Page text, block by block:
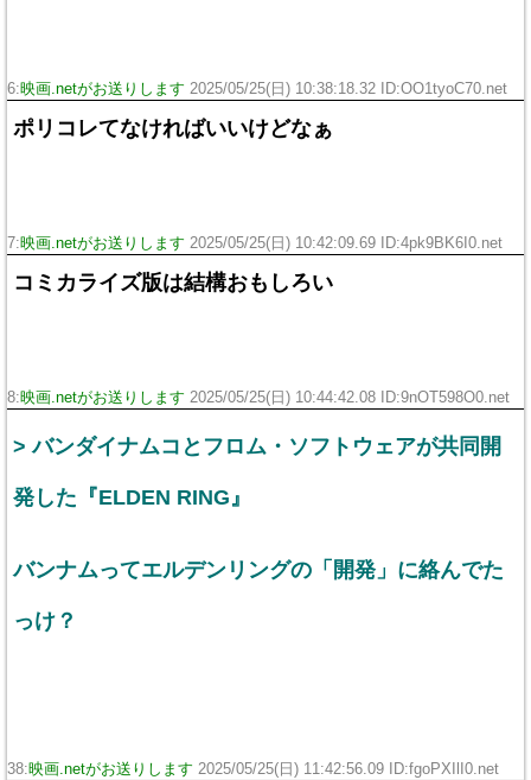
6:映画.netがお送りします 2025/05/25(日) 10:38:18.32 ID:OO1tyoC70.net
ポリコレてなければいいけどなぁ
7:映画.netがお送りします 2025/05/25(日) 10:42:09.69 ID:4pk9BK6I0.net
コミカライズ版は結構おもしろい
8:映画.netがお送りします 2025/05/25(日) 10:44:42.08 ID:9nOT598O0.net
> バンダイナムコとフロム・ソフトウェアが共同開
発した『ELDEN RING』
バンナムってエルデンリングの「開発」に絡んでた
っけ？
38:映画.netがお送りします 2025/05/25(日) 11:42:56.09 ID:fgoPXIlI0.net